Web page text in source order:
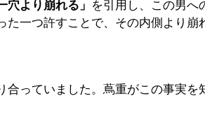
穴より崩れる」 を引用し、この男へ
一つ許すことで、その内側より崩
っていました。蔦重がこの事実を